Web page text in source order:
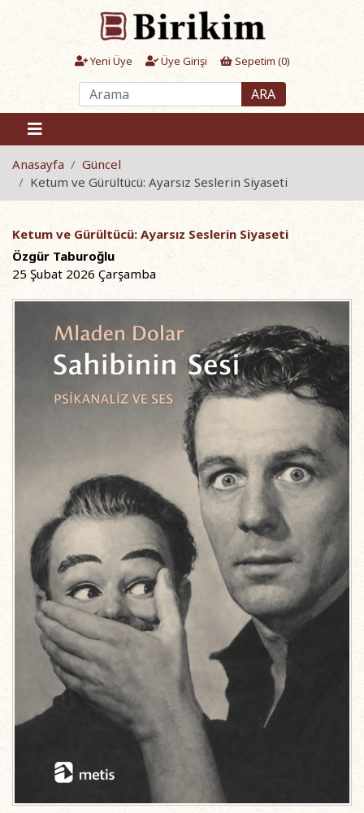
Yeni Üye Üye Girişi Sepetim (0)
ARA
Anasayfa
Güncel
Ketum ve Gürültücü: Ayarsız Seslerin Siyaseti
Ketum ve Gürültücü: Ayarsız Seslerin Siyaseti
Özgür Taburoğlu
25 Şubat 2026 Çarşamba